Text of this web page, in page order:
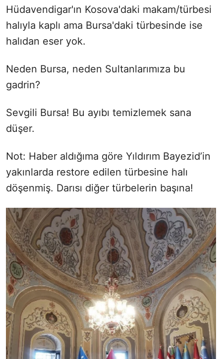
Hüdavendigar'ın Kosova'daki makam/türbesi
halıyla kaplı ama Bursa'daki türbesinde ise
halıdan eser yok.
Neden Bursa, neden Sultanlarımıza bu
gadrin?
Sevgili Bursa! Bu ayıbı temizlemek sana
düşer.
Not: Haber aldığıma göre Yıldırım Bayezid’in
yakınlarda restore edilen türbesine halı
döşenmiş. Darısı diğer türbelerin başına!